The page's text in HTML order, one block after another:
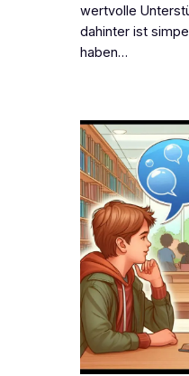
wertvolle
dahinter ist
haben…